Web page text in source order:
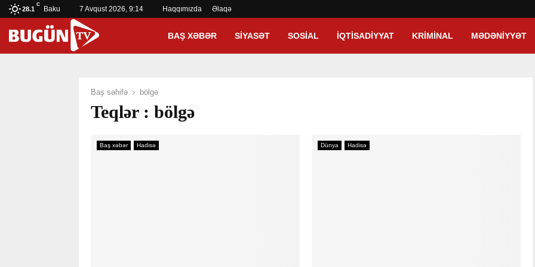
28.1
C
Baku 7 Avqust 2026, 9:14 Haqqımızda Əlaqə
BAŞ XƏBƏR SIYASƏT SOSIAL İQTISADIYYAT KRIMINAL MƏDƏNIYYƏT
Baş səhifə bölgə
Teqlər : bölgə
Baş xəbər Hadisə Dünya Hadisə